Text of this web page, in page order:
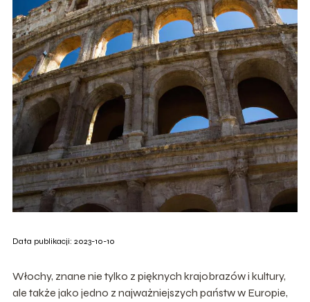
Data publikacji: 2023-10-10
Włochy, znane nie tylko z pięknych krajobrazów i kultury,
ale także jako jedno z najważniejszych państw w Europie,